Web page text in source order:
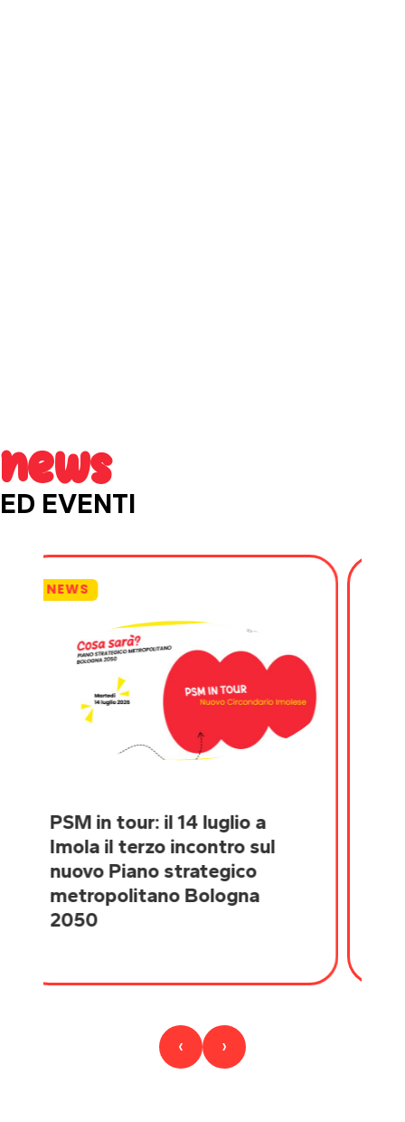
news
ED EVENTI
il 14 luglio a
incontro sul
strategico
Bologna
PSM in tour:
la seconda tappa
Reno Galliera
‹ ›